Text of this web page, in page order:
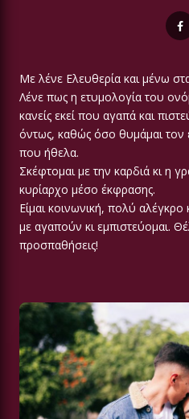
Με λένε Ελευθερία και μένω
Λένε πως η ετυμολογία του
κανείς εκεί που αγαπά και
όντως, καθώς όσο θυμάμαι τον
που ήθελα.
Σκέφτομαι με την καρδιά κι η
κυρίαρχο μέσο έκφρασης.
Είμαι κοινωνική, πολύ αλέγκρο
με αγαπούν κι εμπιστεύομαι.
προσπαθήσεις!